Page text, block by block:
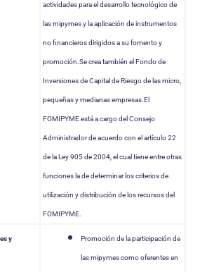
actividades para el desarrollo tecnológico de
las mipymes y la aplicación de instrumentos
no financieros dirigidos a su fomento y
promoción.Se crea también el Fondo de
Inversiones de Capital de Riesgo de las micro,
pequeñas y medianas empresas.El
FOMIPYME está a cargo del Consejo
Administrador de acuerdo con el artículo 22
de la Ley 905 de 2004, el cual tiene entre otras
funciones la de determinar los criterios de
utilización y distribución de los recursos del
FOMIPYME.
y Promoción de la participación de
las mipymes como oferentes en